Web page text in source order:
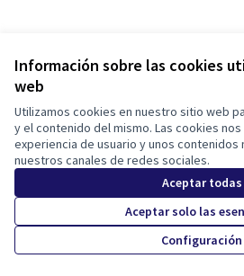
Información sobre las cookies
web
Utilizamos cookies en nuestro sitio web
y el contenido del mismo. Las cookies
experiencia de usuario y unos
nuestros canales de redes sociales.
Aceptar todas
Aceptar solo las
Configuración
Términos y condiciones de uso
Configuración de cookies
Tona participa en X
(Enlace externo)
Tona participa en Facebook
(Enlace externo)
Tona participa en Instagram
(Enlace externo)
Castellano
Triar la llenguaElegir el idiomaChoose language
Web creada consoftware libre .